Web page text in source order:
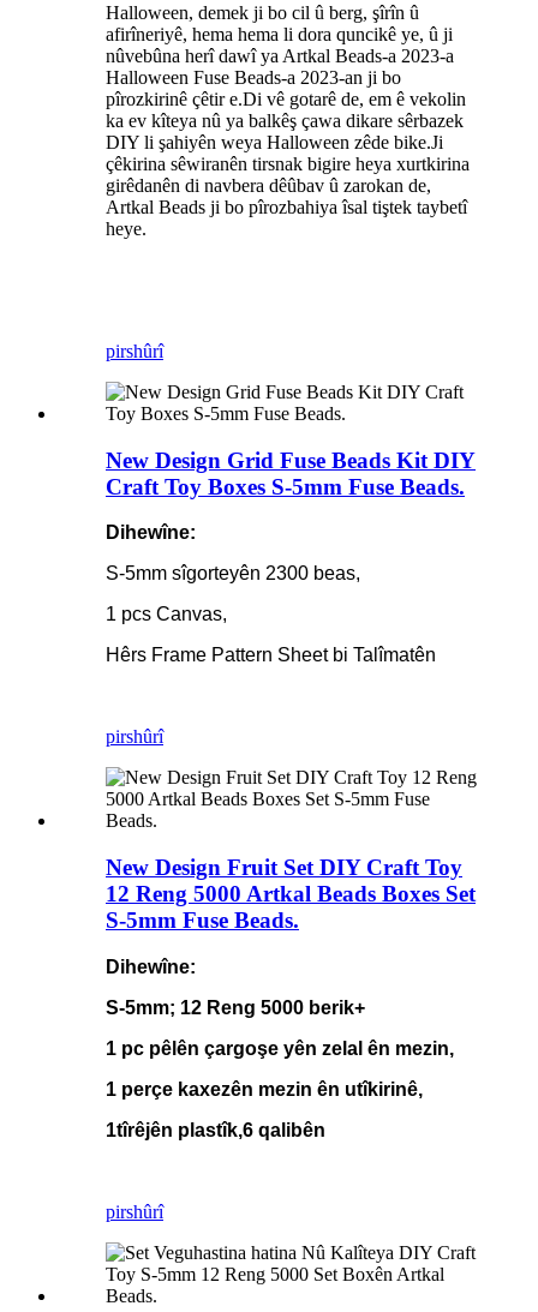
Halloween, demek ji bo cil û berg, şîrîn û
afirîneriyê, hema hema li dora quncikê ye, û ji
nûvebûna herî dawî ya Artkal Beads-a 2023-a
Halloween Fuse Beads-a 2023-an ji bo
pîrozkirinê çêtir e.Di vê gotarê de, em ê vekolin
ka ev kîteya nû ya balkêş çawa dikare sêrbazek
DIY li şahiyên weya Halloween zêde bike.Ji
çêkirina sêwiranên tirsnak bigire heya xurtkirina
girêdanên di navbera dêûbav û zarokan de,
Artkal Beads ji bo pîrozbahiya îsal tiştek taybetî
heye.
pirshûrî
New Design Grid Fuse Beads Kit DIY
Craft Toy Boxes S-5mm Fuse Beads.
Dihewîne:
S-5mm sîgorteyên 2300 beas,
1 pcs Canvas,
Hêrs Frame Pattern Sheet bi Talîmatên
pirshûrî
New Design Fruit Set DIY Craft Toy
12 Reng 5000 Artkal Beads Boxes Set
S-5mm Fuse Beads.
Dihewîne:
S-5mm; 12 Reng 5000 berik+
1 pc pêlên çargoşe yên zelal ên mezin,
1 perçe kaxezên mezin ên utîkirinê,
1tîrêjên plastîk,6 qalibên
pirshûrî